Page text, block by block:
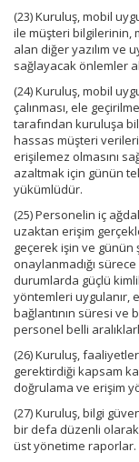
(23) Kuruluş, mobil
ile müşteri bilgilerinin,
alan diğer yazılım ve
sağlayacak önlemler
(24) Kuruluş, mobil
çalınması, ele
tarafından kuruluşa
hassas müşteri
erişilemez olmasını
azaltmak için günün
yükümlüdür.
(25) Personelin iç
uzaktan erişim
geçerek işin ve günün
onaylanmadığı
durumlarda güçlü
yöntemleri uygulanır,
bağlantının süresi ve
personel belli
(26) Kuruluş,
gerektirdiği kapsam
doğrulama ve erişim
(27) Kuruluş, bilgi
bir defa düzenli olarak
üst yönetime raporlar.